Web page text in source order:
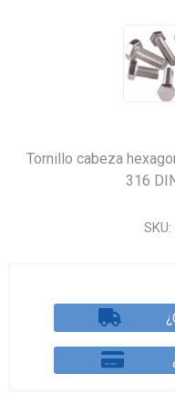
Tornillo cabeza
316
SKU: